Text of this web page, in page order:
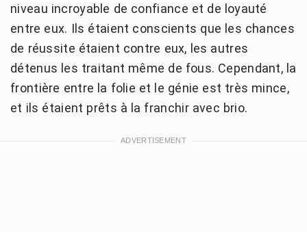
niveau incroyable de confiance et de loyauté
entre eux. Ils étaient conscients que les chances
de réussite étaient contre eux, les autres
détenus les traitant même de fous. Cependant, la
frontière entre la folie et le génie est très mince,
et ils étaient prêts à la franchir avec brio.